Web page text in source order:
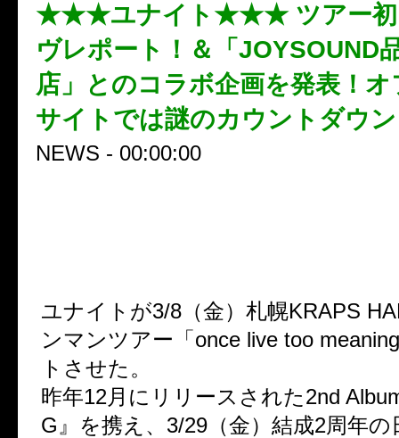
★★★ユナイト★★★ ツアー初
ヴレポート！＆「JOYSOUND
店」とのコラボ企画を発表！
サイトでは謎のカウントダウ
NEWS - 00:00:00
ユナイトが3/8（金）札幌KRAPS
ンマンツアー「once live too
トさせた。
昨年12月にリリースされた2nd
G』を携え、3/29（金）結成2周年